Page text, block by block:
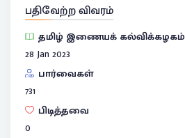
பதிவேற்ற விவரம்
தமிழ் இணையக் கல்விக்கழகம்
28 Jan 2023
பார்வைகள்
731
பிடித்தவை
0